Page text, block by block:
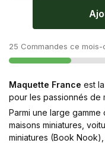
25 Commandes ce mois-
Maquette France est
pour les passionnés de
Parmi une large
maisons miniatures,
miniatures (Book